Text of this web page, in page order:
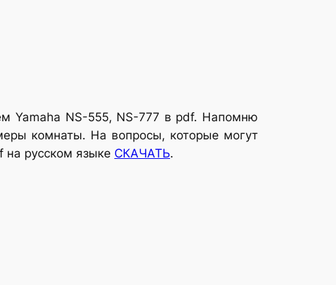
Yamaha NS-555, NS-777 в pdf. Напомню
комнаты. На вопросы, которые могут
на русском языке СКАЧАТЬ.